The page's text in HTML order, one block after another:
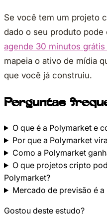
Se você tem um projeto
dado o seu produto pode
agende 30 minutos
mapeia o ativo de mídia
que você já construiu.
Perguntas
O que é a Polymarket e
Por que a Polymarket
Como a Polymarket
O que projetos cripto
Polymarket?
Mercado de previsão é
Gostou deste estudo?